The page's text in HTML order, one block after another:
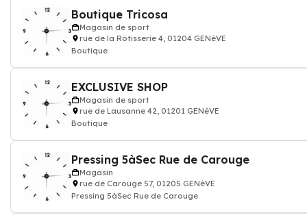
Boutique Tricosa
Magasin de sport
rue de la Rôtisserie 4, 01204 GENèVE
Boutique
EXCLUSIVE SHOP
Magasin de sport
rue de Lausanne 42, 01201 GENèVE
Boutique
Pressing 5àSec Rue de Carouge
Magasin
rue de Carouge 57, 01205 GENèVE
Pressing 5àSec Rue de Carouge